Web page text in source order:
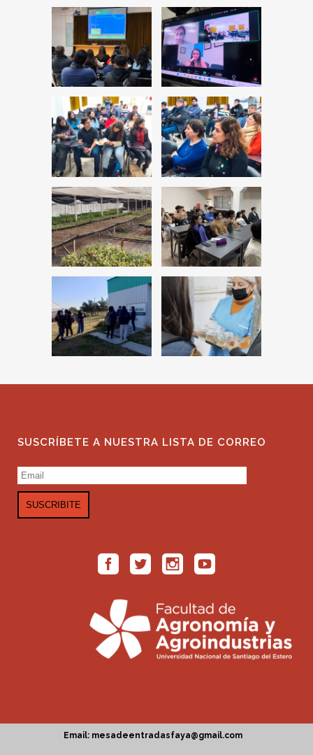
SUSCRÍBETE A NUESTRA LISTA DE CORREO
Email: mesadeentradasfaya@gmail.com